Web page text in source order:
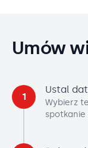
Umów
1
Ustal
Wybierz